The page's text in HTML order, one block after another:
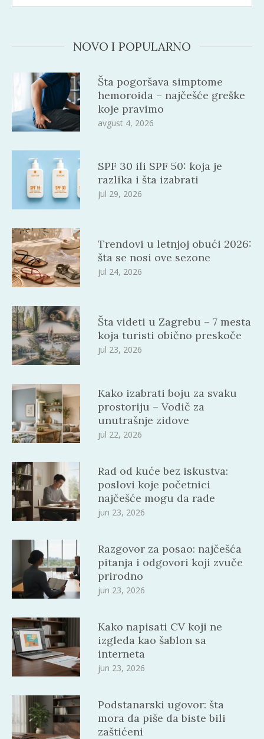
NOVO I POPULARNO
Šta pogoršava simptome
hemoroida – najčešće greške
koje pravimo
avgust 4, 2026
SPF 30 ili SPF 50: koja je
razlika i šta izabrati
jul 29, 2026
Trendovi u letnjoj obući 2026:
šta se nosi ove sezone
jul 24, 2026
Šta videti u Zagrebu – 7 mesta
koja turisti obično preskoče
jul 23, 2026
Kako izabrati boju za svaku
prostoriju – Vodič za
unutrašnje zidove
jul 22, 2026
Rad od kuće bez iskustva:
poslovi koje početnici
najčešće mogu da rade
jun 23, 2026
Razgovor za posao: najčešća
pitanja i odgovori koji zvuče
prirodno
jun 23, 2026
Kako napisati CV koji ne
izgleda kao šablon sa
interneta
jun 23, 2026
Podstanarski ugovor: šta
mora da piše da biste bili
zaštićeni